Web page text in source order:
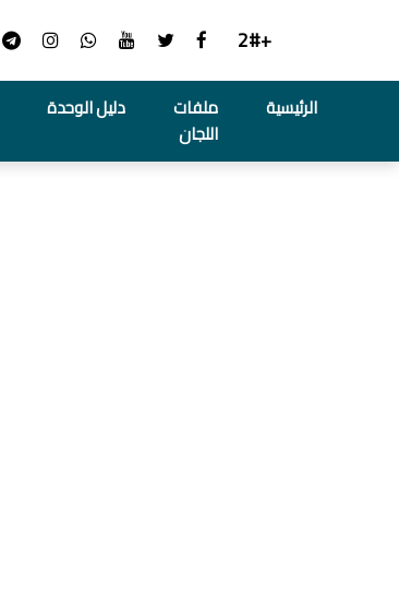
+2#
الرئيسية
ملفات
اللجان
دليل الوحدة